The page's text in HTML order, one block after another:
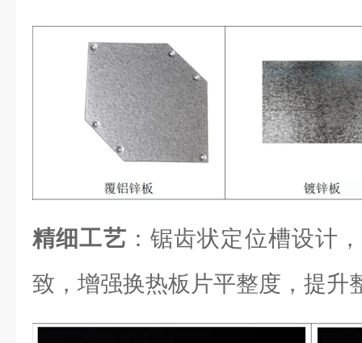
精细工艺 ：锯齿状定位槽设计
致，增强换热板片平整度，提升